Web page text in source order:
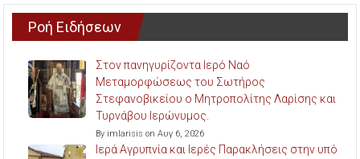
Ροή Ειδήσεων
Στον πανηγυρίζοντα Ιερό Ναό
Μεταμορφώσεως του Σωτήρος
Στεφανοβικείου ο Μητροπολίτης Λαρίσης και
Τυρνάβου Ιερώνυμος.
By imlarisis on Αυγ 6, 2026
Ιερά Αγρυπνία και Ιερές Παρακλήσεις στην υπό